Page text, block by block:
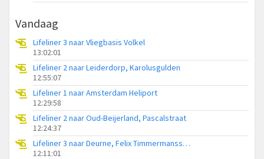
Vandaag
Lifeliner 3 naar Vliegbasis Volkel
13:02:01
Lifeliner 2 naar Leiderdorp, Karolusgulden
12:55:07
Lifeliner 1 naar Amsterdam Heliport
12:29:58
Lifeliner 2 naar Oud-Beijerland, Pascalstraat
12:24:37
Lifeliner 3 naar Deurne, Felix Timmermansstraat
12:11:01